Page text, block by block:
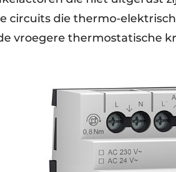
circuits die thermo-
vroegere thermostatische